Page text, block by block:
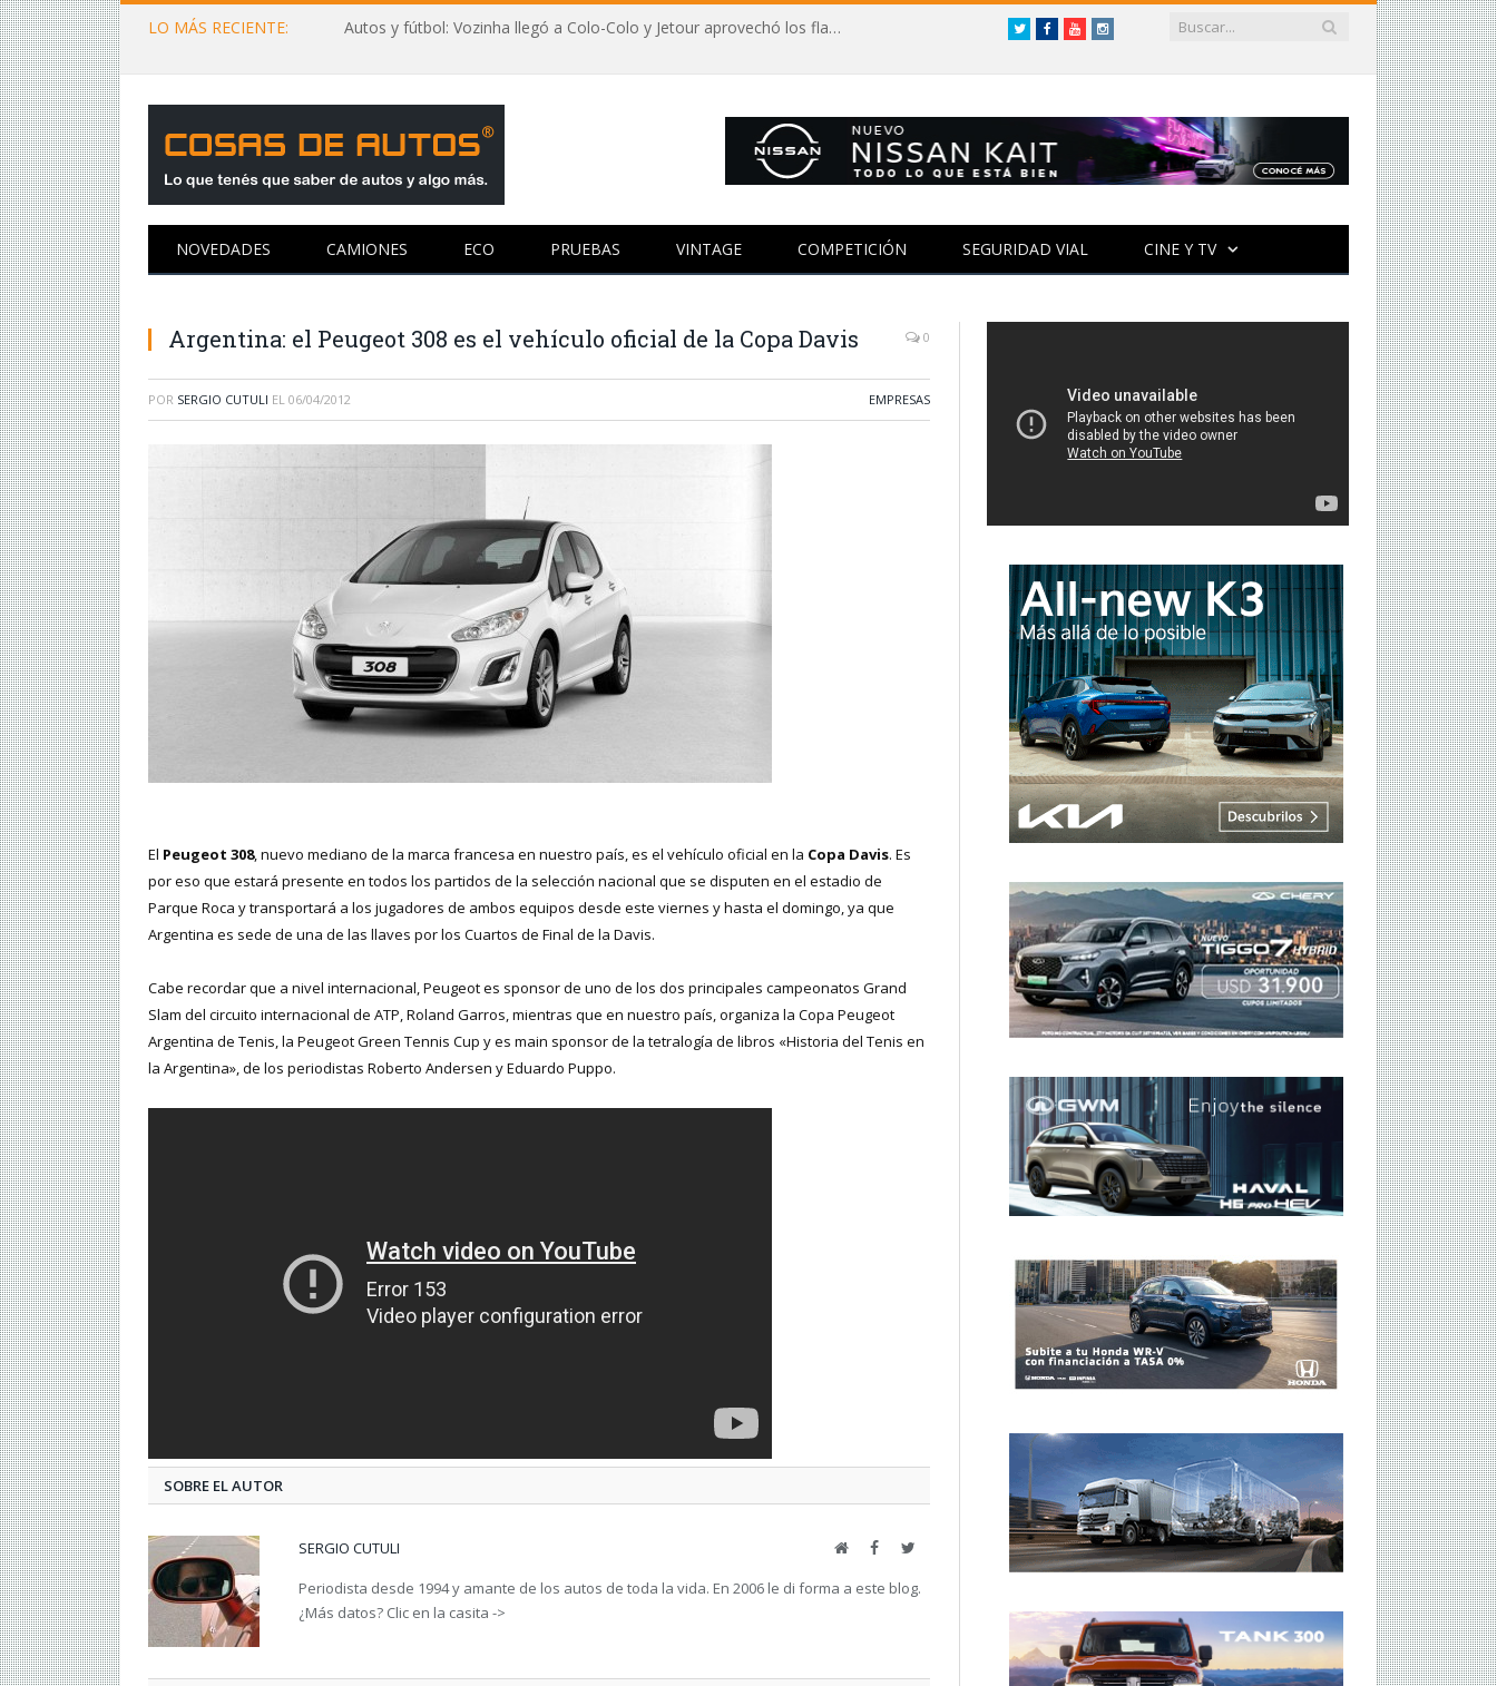
LO MÁS RECIENTE: Autos y fútbol: Vozinha llegó a Colo-Colo y Jetour aprovechó los flashes TwitterFacebookYouTubeInstagram
NOVEDADES CAMIONES ECO PRUEBAS VINTAGE COMPETICIÓN SEGURIDAD VIAL CINE Y TV
Argentina: el Peugeot 308 es el vehículo oficial de la Copa Davis 0
POR SERGIO CUTULI EL 06/04/2012 EMPRESAS
El Peugeot 308, nuevo mediano de la marca francesa en nuestro país, es el vehículo oficial en la Copa Davis. Es
por eso que estará presente en todos los partidos de la selección nacional que se disputen en el estadio de
Parque Roca y transportará a los jugadores de ambos equipos desde este viernes y hasta el domingo, ya que
Argentina es sede de una de las llaves por los Cuartos de Final de la Davis.
Cabe recordar que a nivel internacional, Peugeot es sponsor de uno de los dos principales campeonatos Grand
Slam del circuito internacional de ATP, Roland Garros, mientras que en nuestro país, organiza la Copa Peugeot
Argentina de Tenis, la Peugeot Green Tennis Cup y es main sponsor de la tetralogía de libros «Historia del Tenis en
la Argentina», de los periodistas Roberto Andersen y Eduardo Puppo.
SOBRE EL AUTOR
SERGIO CUTULI Web FacebookTwitter
Periodista desde 1994 y amante de los autos de toda la vida. En 2006 le di forma a este blog.
¿Más datos? Clic en la casita ->